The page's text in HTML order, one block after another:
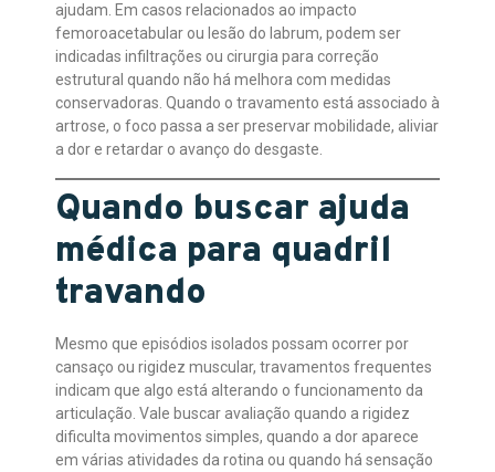
ajudam. Em casos relacionados ao impacto
femoroacetabular ou lesão do labrum, podem ser
indicadas infiltrações ou cirurgia para correção
estrutural quando não há melhora com medidas
conservadoras. Quando o travamento está associado à
artrose, o foco passa a ser preservar mobilidade, aliviar
a dor e retardar o avanço do desgaste.
Quando buscar ajuda
médica para quadril
travando
Mesmo que episódios isolados possam ocorrer por
cansaço ou rigidez muscular, travamentos frequentes
indicam que algo está alterando o funcionamento da
articulação. Vale buscar avaliação quando a rigidez
dificulta movimentos simples, quando a dor aparece
em várias atividades da rotina ou quando há sensação